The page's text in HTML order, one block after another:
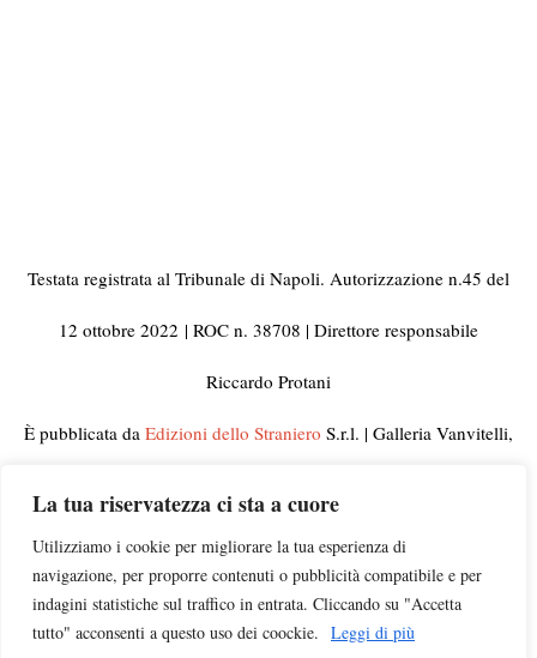
La tua riservatezza ci sta a cuore
Utilizziamo i cookie per migliorare la tua esperienza di
navigazione, per proporre contenuti o pubblicità compatibile e per
indagini statistiche sul traffico in entrata. Cliccando su "Accetta
tutto" acconsenti a questo uso dei coockie. Leggi di più
Testata registrata al Tribunale di Napoli. Autorizzazione n.45 del
12 ottobre 2022 | ROC n. 38708 | Direttore responsabile
Riccardo Protani
È pubblicata da Edizioni dello Straniero S.r.l. | Galleria Vanvitelli,
© 2023 Tutti i diritti riservati | Per informazioni, rettifiche,
segnalazioni e pubblicità visitate la paginaContatti
Campagna di ascoltoinsegnanti | Chi siamo|Privacy